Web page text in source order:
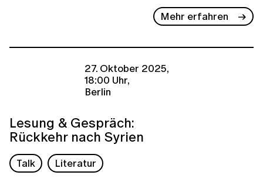
Mehr erfahren
27. Oktober 2025,
18:00 Uhr,
Berlin
Lesung & Gespräch:
Rückkehr nach Syrien
Talk Literatur